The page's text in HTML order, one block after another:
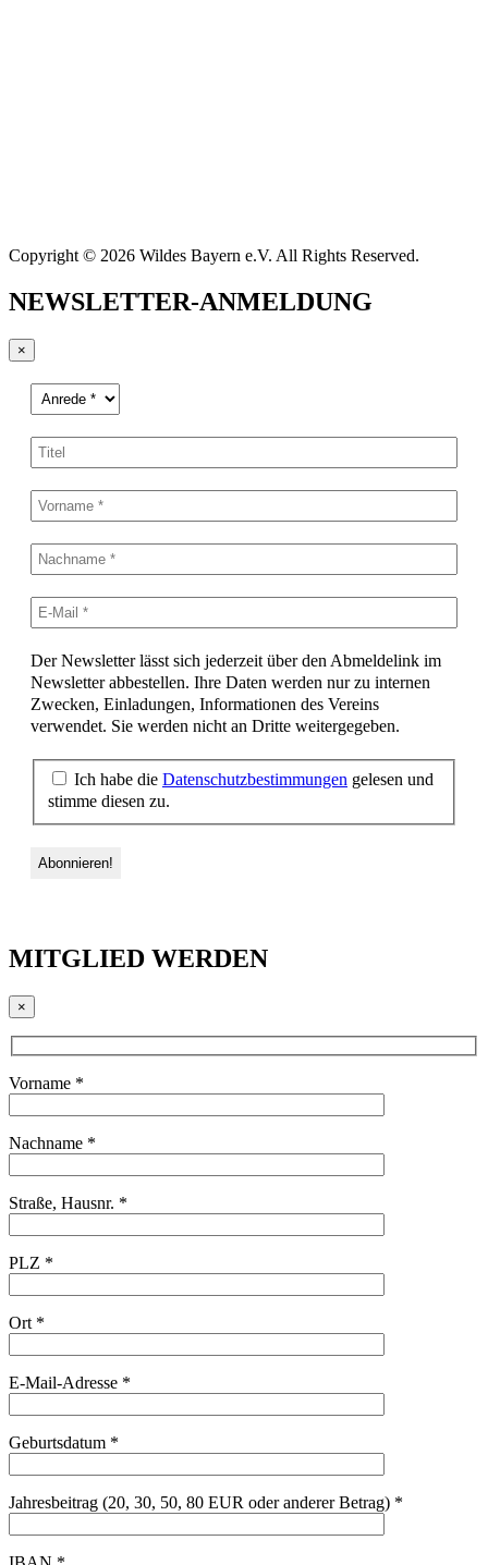
Copyright © 2026 Wildes Bayern e.V. All Rights Reserved.
NEWSLETTER-ANMELDUNG
×
Der Newsletter lässt sich jederzeit über den Abmeldelink im
Newsletter abbestellen. Ihre Daten werden nur zu internen
Zwecken, Einladungen, Informationen des Vereins
verwendet. Sie werden nicht an Dritte weitergegeben.
Ich habe die Datenschutzbestimmungen gelesen und
stimme diesen zu.
MITGLIED WERDEN
×
Vorname *
Nachname *
Straße, Hausnr. *
PLZ *
Ort *
E-Mail-Adresse *
Geburtsdatum *
Jahresbeitrag (20, 30, 50, 80 EUR oder anderer Betrag) *